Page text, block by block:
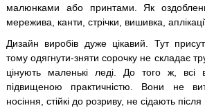
малюнками або принтами. Як
мережива, канти, стрічки, вишивка,
Дизайн виробів дуже цікавий. Тут
тому одягнути-зняти сорочку не складає
цінують маленькі леді. До того ж, всі
підвищеною практичністю. Вони не
носіння, стійкі до розриву, не сідають після